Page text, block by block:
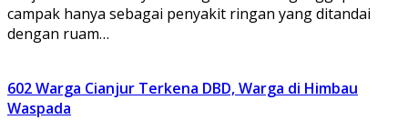
campak hanya sebagai penyakit ringan yang ditandai
dengan ruam…
602 Warga Cianjur Terkena DBD, Warga di Himbau
Waspada